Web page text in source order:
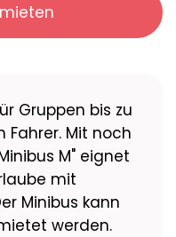
Gruppen bis zu
Fahrer. Mit noch
M" eignet
mit
Minibus kann
werden.